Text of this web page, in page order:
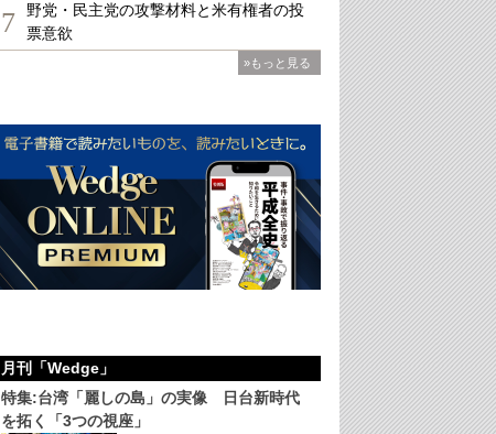
7
野党・民主党の攻撃材料と米有権者の投
票意欲
»もっと見る
月刊「Wedge」
特集:台湾「麗しの島」の実像 日台新時代
を拓く「3つの視座」